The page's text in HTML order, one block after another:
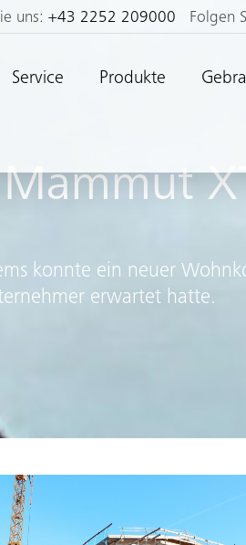
uns:+43 2252 209000 Folgen
Service Produkte
konnte ein neuer
erwartet hatte.